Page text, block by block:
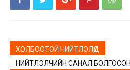
ХОЛБООТОЙ НИЙТЛЭЛҮҮД
НИЙТЛЭЛЧИЙН САНАЛ БОЛГОСОН